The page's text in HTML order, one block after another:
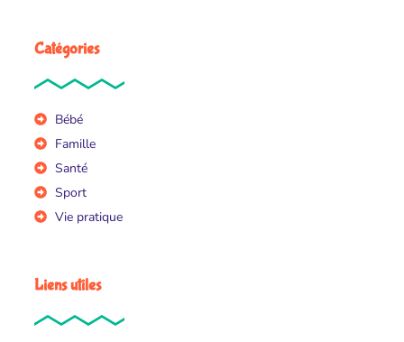
Catégories
Bébé
Famille
Santé
Sport
Vie pratique
Liens utiles